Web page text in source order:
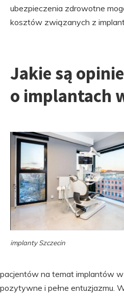
ubezpieczenia zdrowotne
kosztów związanych z
Jakie są
o implantach
implanty Szczecin
pacjentów na temat implantów
pozytywne i pełne entuzjazmu.